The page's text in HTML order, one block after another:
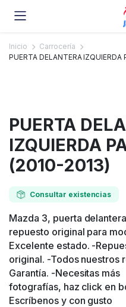
Inicio
Carrocería
PUERTA DELANTERA
PUERTA
IZQUIERDA
(2010-2013)
Consultar existencias
Mazda 3, puerta
repuesto original para
Excelente estado. -
original. -Todos nuestros
Garantía. -Necesitas más
fotografías, haz click en
Escríbenos y con gusto